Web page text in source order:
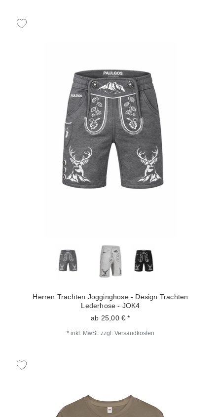
Herren Trachten Jogginghose - Design Trachten
Lederhose - JOK4
ab 25,00 € *
* inkl. MwSt. zzgl. Versandkosten